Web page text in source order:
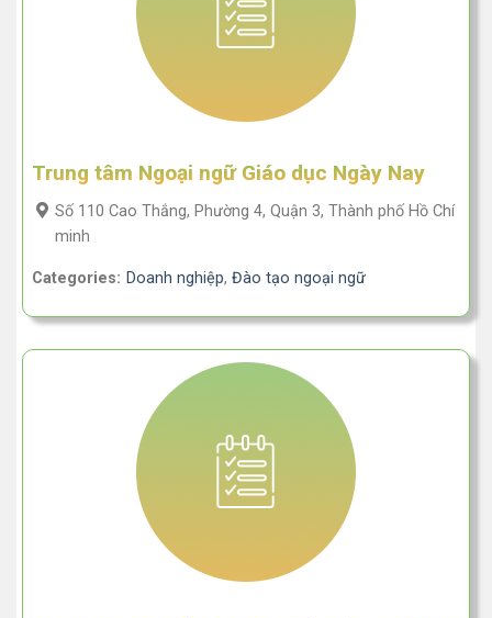
Trung tâm Ngoại ngữ Giáo dục Ngày Nay
Số 110 Cao Thắng, Phường 4, Quận 3, Thành phố Hồ Chí
minh
Categories: Doanh nghiệp, Đào tạo ngoại ngữ